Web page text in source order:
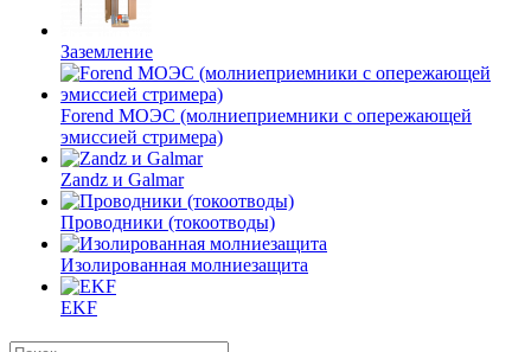
Заземление
Forend МОЭС (молниеприемники с опережающей
эмиссией стримера)
Zandz и Galmar
Проводники (токоотводы)
Изолированная молниезащита
EKF